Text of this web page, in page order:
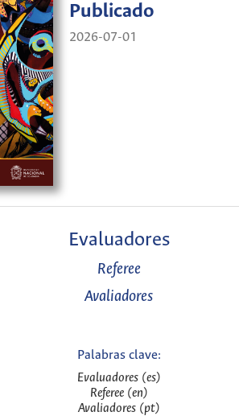
Publicado
2026-07-01
Evaluadores
Referee
Avaliadores
Palabras clave:
Evaluadores (es)
Referee (en)
Avaliadores (pt)